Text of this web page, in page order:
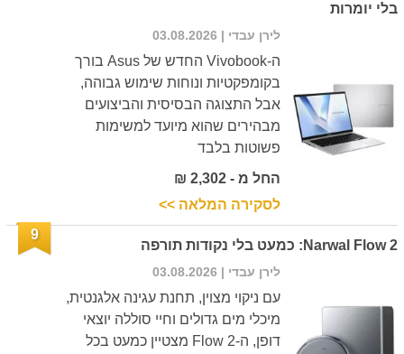
בלי יומרות
לירן עבדי | 03.08.2026
ה-Vivobook החדש של Asus בורך
בקומפקטיות ונוחות שימוש גבוהה,
אבל התצוגה הבסיסית והביצועים
מבהירים שהוא מיועד למשימות
פשוטות בלבד
החל מ - 2,302 ₪
לסקירה המלאה >>
Narwal Flow 2: כמעט בלי נקודות תורפה
9
לירן עבדי | 03.08.2026
עם ניקוי מצוין, תחנת עגינה אלגנטית,
מיכלי מים גדולים וחיי סוללה יוצאי
דופן, ה-Flow 2 מצטיין כמעט בכל